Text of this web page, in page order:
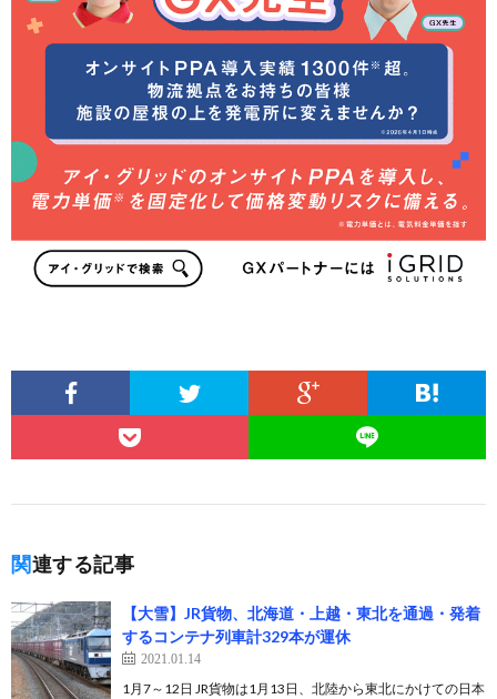
関連する記事
【大雪】JR貨物、北海道・上越・東北を通過・発着
するコンテナ列車計329本が運休
2021.01.14
1月7～12日 JR貨物は1月13日、北陸から東北にかけての日本